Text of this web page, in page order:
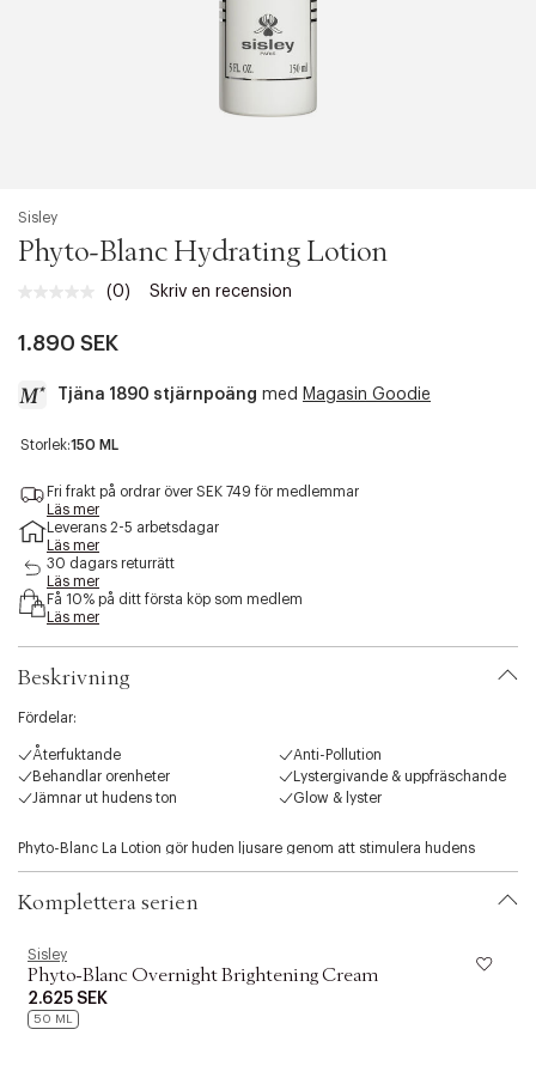
Sisley
Phyto-Blanc Hydrating Lotion
Inget
Länk
sida.
(0) Skriv en recension
1.890 SEK
Tjäna 1890 stjärnpoäng med Magasin Goodie
a
c
s
b
i
t
.
v
a
t
i
o
s
e
e
Storlek:150 ML
Fri frakt på ordrar över SEK 749 för medlemmar
Läs mer
Leverans 2-5 arbetsdagar
Läs mer
30 dagars returrätt
Läs mer
Få 10% på ditt första köp som medlem
Läs mer
Beskrivning
Fördelar:
Återfuktande
Anti-Pollution
Behandlar orenheter
Lystergivande & uppfräschande
Jämnar ut hudens ton
Glow & lyster
Phyto-Blanc La Lotion gör huden ljusare genom att stimulera hudens
naturliga exfolieringsprocess, återfukta och förbereda för de efterföljande
hudvårdsprodukterna.
1. EXFOLIERANDE FUNKTION
Den exfolierar varsamt för att avlägsna döda hudceller som ger huden ett
Komplettera serien
Sisley
Phyto-Blanc Overnight Brightening Cream
2.625 SEK
50 ML